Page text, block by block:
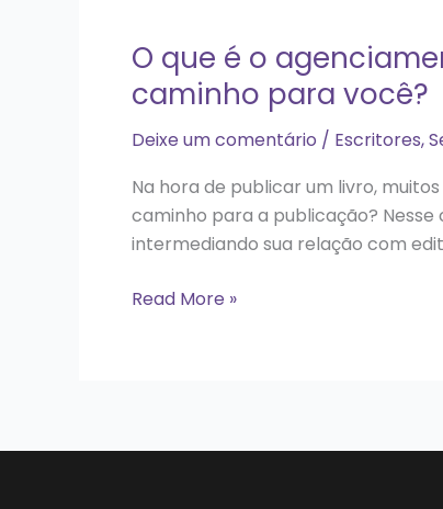
O que é o
caminho para você?
Deixe um comentário / Escritores,
Na hora de publicar um livro,
caminho para a publicação?
intermediando sua relação com
Read More »